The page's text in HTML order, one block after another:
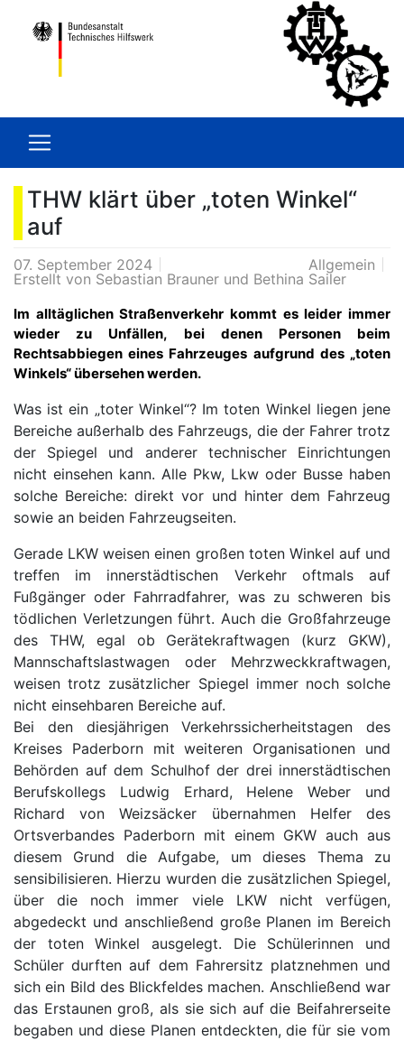
THW klärt über „toten Winkel“
auf
07. September 2024
Allgemein
Erstellt von Sebastian Brauner und Bethina Sailer
Im alltäglichen Straßenverkehr kommt es leider immer
wieder zu Unfällen, bei denen Personen beim
Rechtsabbiegen eines Fahrzeuges aufgrund des „toten
Winkels“ übersehen werden.
Was ist ein „toter Winkel“? Im toten Winkel liegen jene
Bereiche außerhalb des Fahrzeugs, die der Fahrer trotz
der Spiegel und anderer technischer Einrichtungen
nicht einsehen kann. Alle Pkw, Lkw oder Busse haben
solche Bereiche: direkt vor und hinter dem Fahrzeug
sowie an beiden Fahrzeugseiten.
Gerade LKW weisen einen großen toten Winkel auf und
treffen im innerstädtischen Verkehr oftmals auf
Fußgänger oder Fahrradfahrer, was zu schweren bis
tödlichen Verletzungen führt. Auch die Großfahrzeuge
des THW, egal ob Gerätekraftwagen (kurz GKW),
Mannschaftslastwagen oder Mehrzweckkraftwagen,
weisen trotz zusätzlicher Spiegel immer noch solche
nicht einsehbaren Bereiche auf.
Bei den diesjährigen Verkehrssicherheitstagen des
Kreises Paderborn mit weiteren Organisationen und
Behörden auf dem Schulhof der drei innerstädtischen
Berufskollegs Ludwig Erhard, Helene Weber und
Richard von Weizsäcker übernahmen Helfer des
Ortsverbandes Paderborn mit einem GKW auch aus
diesem Grund die Aufgabe, um dieses Thema zu
sensibilisieren. Hierzu wurden die zusätzlichen Spiegel,
über die noch immer viele LKW nicht verfügen,
abgedeckt und anschließend große Planen im Bereich
der toten Winkel ausgelegt. Die Schülerinnen und
Schüler durften auf dem Fahrersitz platznehmen und
sich ein Bild des Blickfeldes machen. Anschließend war
das Erstaunen groß, als sie sich auf die Beifahrerseite
begaben und diese Planen entdeckten, die für sie vom